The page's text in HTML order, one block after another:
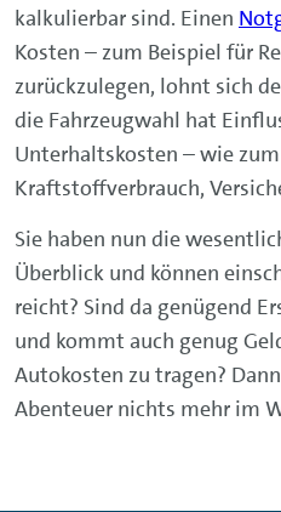
kalkulierbar sind. Einen
Kosten – zum Beispiel für
zurückzulegen, lohnt sich
die Fahrzeugwahl hat
Unterhaltskosten – wie
Kraftstoffverbrauch,
Sie haben nun die
Überblick und können
reicht? Sind da genügend
und kommt auch genug
Autokosten zu tragen?
Abenteuer nichts mehr im